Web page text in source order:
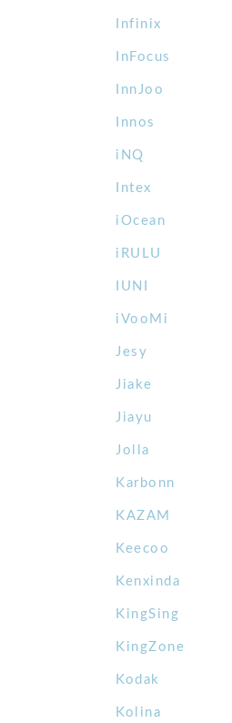
Infinix
InFocus
InnJoo
Innos
iNQ
Intex
iOcean
iRULU
IUNI
iVooMi
Jesy
Jiake
Jiayu
Jolla
Karbonn
KAZAM
Keecoo
Kenxinda
KingSing
KingZone
Kodak
Kolina